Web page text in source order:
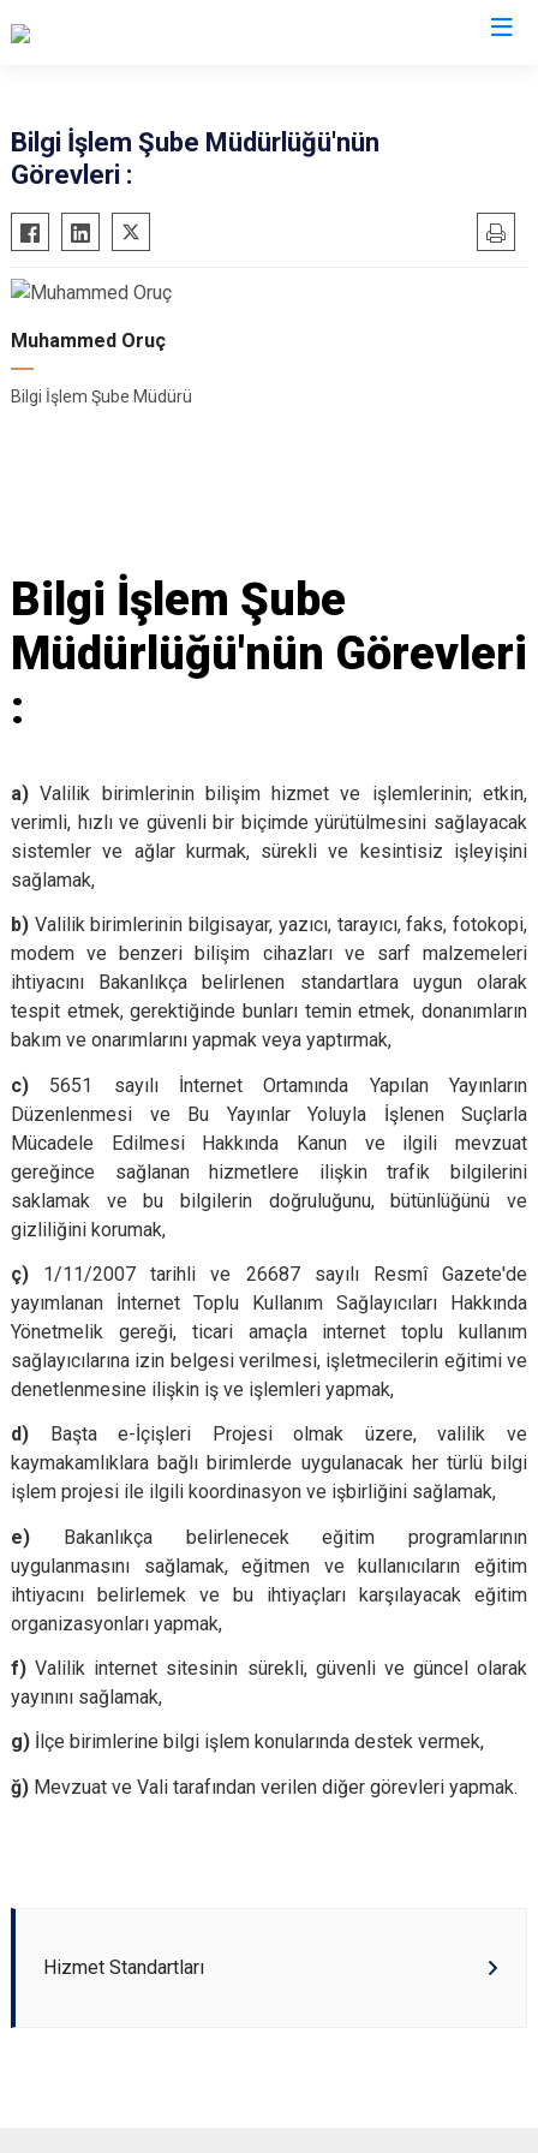
Bilgi İşlem Şube Müdürlüğü'nün
Görevleri :
Muhammed Oruç
Bilgi İşlem Şube Müdürü
Bilgi İşlem Şube
Müdürlüğü'nün Görevleri
:
a)Valilik birimlerinin bilişim hizmet ve işlemlerinin; etkin,
verimli, hızlı ve güvenli bir biçimde yürütülmesini sağlayacak
sistemler ve ağlar kurmak, sürekli ve kesintisiz işleyişini
sağlamak,
b) Valilik birimlerinin bilgisayar, yazıcı, tarayıcı, faks, fotokopi,
modem ve benzeri bilişim cihazları ve sarf malzemeleri
ihtiyacını Bakanlıkça belirlenen standartlara uygun olarak
tespit etmek, gerektiğinde bunları temin etmek, donanımların
bakım ve onarımlarını yapmak veya yaptırmak,
c) 5651 sayılı İnternet Ortamında Yapılan Yayınların
Düzenlenmesi ve Bu Yayınlar Yoluyla İşlenen Suçlarla
Mücadele Edilmesi Hakkında Kanun ve ilgili mevzuat
gereğince sağlanan hizmetlere ilişkin trafik bilgilerini
saklamak ve bu bilgilerin doğruluğunu, bütünlüğünü ve
gizliliğini korumak,
ç) 1/11/2007 tarihli ve 26687 sayılı Resmî Gazete'de
yayımlanan İnternet Toplu Kullanım Sağlayıcıları Hakkında
Yönetmelik gereği, ticari amaçla internet toplu kullanım
sağlayıcılarına izin belgesi verilmesi, işletmecilerin eğitimi ve
denetlenmesine ilişkin iş ve işlemleri yapmak,
d)
Başta e-İçişleri Projesi olmak üzere, valilik ve
kaymakamlıklara bağlı birimlerde uygulanacak her türlü bilgi
işlem projesi ile ilgili koordinasyon ve işbirliğini sağlamak,
e) Bakanlıkça belirlenecek eğitim programlarının
uygulanmasını sağlamak, eğitmen ve kullanıcıların eğitim
ihtiyacını belirlemek ve bu ihtiyaçları karşılayacak eğitim
organizasyonları yapmak,
f)Valilik internet sitesinin sürekli, güvenli ve güncel olarak
yayınını sağlamak,
g) İlçe birimlerine bilgi işlem konularında destek vermek,
ğ) Mevzuat ve Vali tarafından verilen diğer görevleri yapmak.
Hizmet Standartları